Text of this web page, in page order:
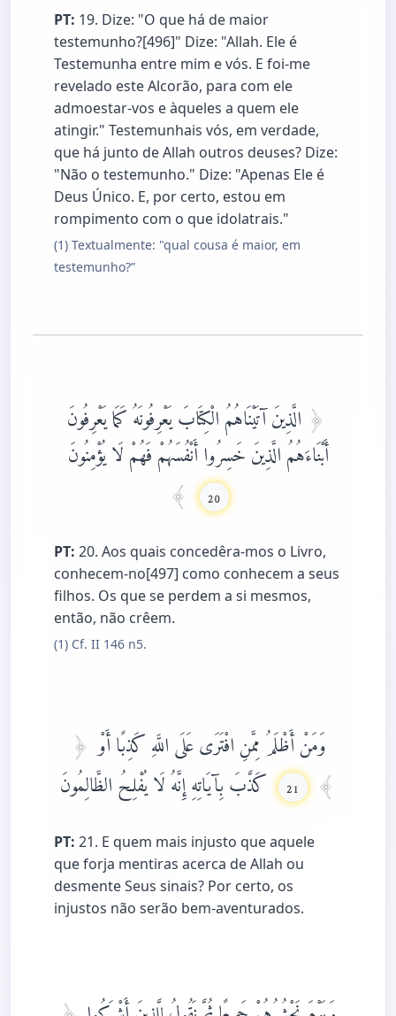
PT: 19. Dize: "O que há de maior
testemunho?[496]" Dize: "Allah. Ele é
Testemunha entre mim e vós. E foi-me
revelado este Alcorão, para com ele
admoestar-vos e àqueles a quem ele
atingir." Testemunhais vós, em verdade,
que há junto de Allah outros deuses? Dize:
"Não o testemunho." Dize: "Apenas Ele é
Deus Único. E, por certo, estou em
rompimento com o que idolatrais."
(1) Textualmente: "qual cousa é maior, em
testemunho?”
الَّذِينَ آتَيْنَاهُمُ الْكِتَابَ يَعْرِفُونَهُ كَمَا يَعْرِفُونَ
أَبْنَاءَهُمُ الَّذِينَ خَسِرُوا أَنْفُسَهُمْ فَهُمْ لَا يُؤْمِنُونَ
20
PT: 20. Aos quais concedêra-mos o Livro,
conhecem-no[497] como conhecem a seus
filhos. Os que se perdem a si mesmos,
então, não crêem.
(1) Cf. II 146 n5.
21
PT: 21. E quem mais injusto que aquele
que forja mentiras acerca de Allah ou
desmente Seus sinais? Por certo, os
injustos não serão bem-aventurados.